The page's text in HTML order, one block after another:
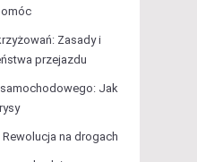
Zasady i
przejazdu
Jak
na drogach